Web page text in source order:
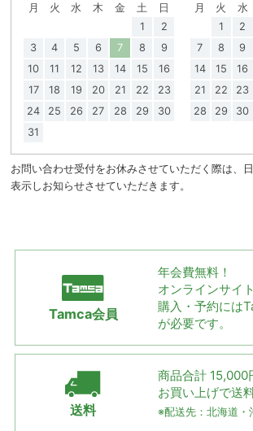
月 火 水 木 金 土
日
1
2
3
4 5 6 7 8
9
10
11 12 13 14 15
16
17
18 19 20 21 22
23
24
25 26 27 28 29
30
31
月 火 水
1
2
7
8 9
14
15 16
21
22 23
28
29 30
お問い合わせ受付をお休みさせていただく際は、
表示しお知らせさせていただきます。
Tamca会員
年会費無料！
オンラインサイ
購入・予約には
が必要です。
送料
商品合計 15,000
お買い上げで送
※配送先：北海道・